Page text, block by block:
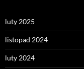
luty 2025
listopad 2024
luty 2024